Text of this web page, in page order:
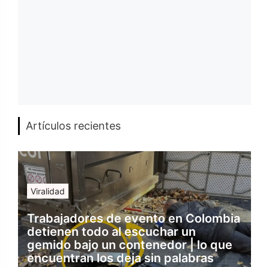
Artículos recientes
Viralidad
Trabajadores de evento en Colombia
detienen todo al escuchar un
gemido bajo un contenedor | lo que
encuentran los deja sin palabras